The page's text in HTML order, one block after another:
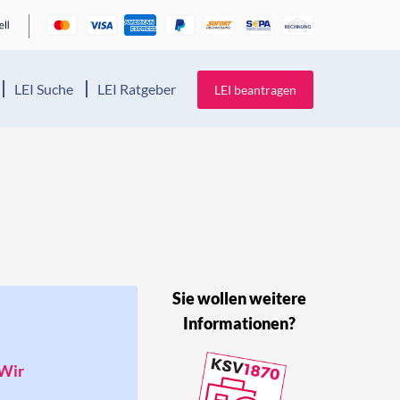
LEI Suche LEI Ratgeber LEI beantragen
Sie wollen weitere
Informationen?